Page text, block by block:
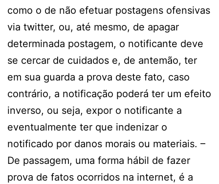
como o de não efetuar postagens ofensivas
via twitter, ou, até mesmo, de apagar
determinada postagem, o notificante deve
se cercar de cuidados e, de antemão, ter
em sua guarda a prova deste fato, caso
contrário, a notificação poderá ter um efeito
inverso, ou seja, expor o notificante a
eventualmente ter que indenizar o
notificado por danos morais ou materiais. –
De passagem, uma forma hábil de fazer
prova de fatos ocorridos na internet, é a